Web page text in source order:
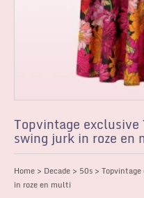
Topvintage exclusive
swing jurk in roze en
Home > Decade > 50s >
in roze en multi